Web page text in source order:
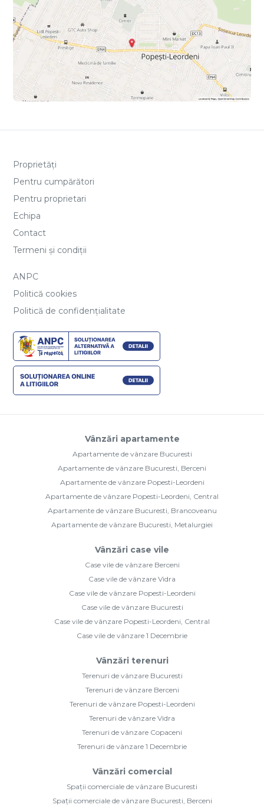
Proprietăți
Pentru cumpărători
Pentru proprietari
Echipa
Contact
Termeni și condiții
ANPC
Politică cookies
Politică de confidențialitate
Vânzări apartamente
Apartamente de vânzare Bucuresti
Apartamente de vânzare Bucuresti, Berceni
Apartamente de vânzare Popesti-Leordeni
Apartamente de vânzare Popesti-Leordeni, Central
Apartamente de vânzare Bucuresti, Brancoveanu
Apartamente de vânzare Bucuresti, Metalurgiei
Vânzări case vile
Case vile de vânzare Berceni
Case vile de vânzare Vidra
Case vile de vânzare Popesti-Leordeni
Case vile de vânzare Bucuresti
Case vile de vânzare Popesti-Leordeni, Central
Case vile de vânzare 1 Decembrie
Vânzări terenuri
Terenuri de vânzare Bucuresti
Terenuri de vânzare Berceni
Terenuri de vânzare Popesti-Leordeni
Terenuri de vânzare Vidra
Terenuri de vânzare Copaceni
Terenuri de vânzare 1 Decembrie
Vânzări comercial
Spații comerciale de vânzare Bucuresti
Spații comerciale de vânzare Bucuresti, Berceni